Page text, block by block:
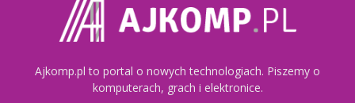
Ajkomp.pl to portal o nowych technologiach. Piszemy o
komputerach, grach i elektronice.